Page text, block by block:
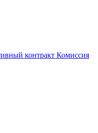
контракт Комиссия